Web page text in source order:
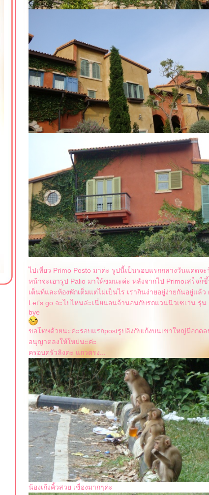
ไปเที่ยว Primo Posto มาค่ะ รูปนี้เป็นรอบแรกกลางวันแดดจ
หน้าจะเอารูป Palio มาให้ชมนะค่ะ หลังจากไป Primoเสร็จ
เต็นท์และห้องพักเต็มแต่ไม่เป็นไร เรากินง่ายอยู่ง่ายกันอยู่แล้
Let's go จะไปไหนล่ะเนี่ยนอนจ้านอนกับรถแวนนิวเซเว่น รุ่
bye
ขอโทษด้วยนะค่ะรอบแรกpostรูปลิงกับเก้งบนเขาใหญ่มือกด
อนุญาตลงให้ใหม่นะค่ะ
ครอบครัวลิงค่ะ แถวตรง...
น้องเก้งคิ้วสวย เชื่องมากๆค่ะ